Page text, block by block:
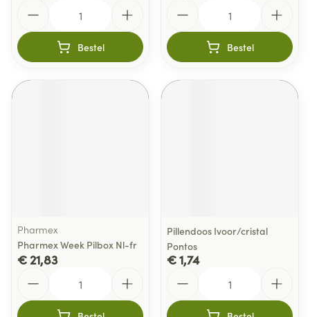
Bestel Bestel
Pharmex
Pharmex Week Pilbox Nl-fr
€ 21,83
Pillendoos Ivoor/cristal
Pontos
€ 1,74